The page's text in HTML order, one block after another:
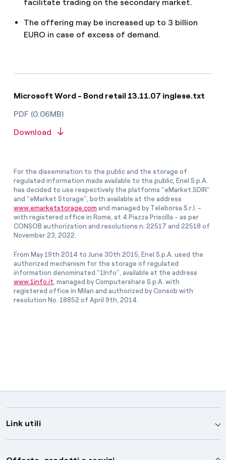
facilitate trading on the secondary market.
The offering may be increased up to 3 billion
EURO in case of excess of demand.
Microsoft Word - Bond retail 13.11.07 inglese.txt
PDF (0.06MB)
Download
For the dissemination to the public and the storage of
regulated information made available to the public, Enel S.p.A.
has decided to use respectively the platforms “eMarket SDIR”
and “eMarket Storage”, both available at the address
www.emarketstorage.com and managed by Teleborsa S.r.l. -
with registered office in Rome, at 4 Piazza Priscilla - as per
CONSOB authorization and resolutions n. 22517 and 22518 of
November 23, 2022.
From May 19th 2014 to June 30th 2015, Enel S.p.A. used the
authorized mechanism for the storage of regulated
information denominated “1Info”, available at the address
www.1info.it , managed by Computershare S.p.A. with
registered office in Milan and authorized by Consob with
resolution No. 18852 of April 9th, 2014.
Link utili
Assistenza